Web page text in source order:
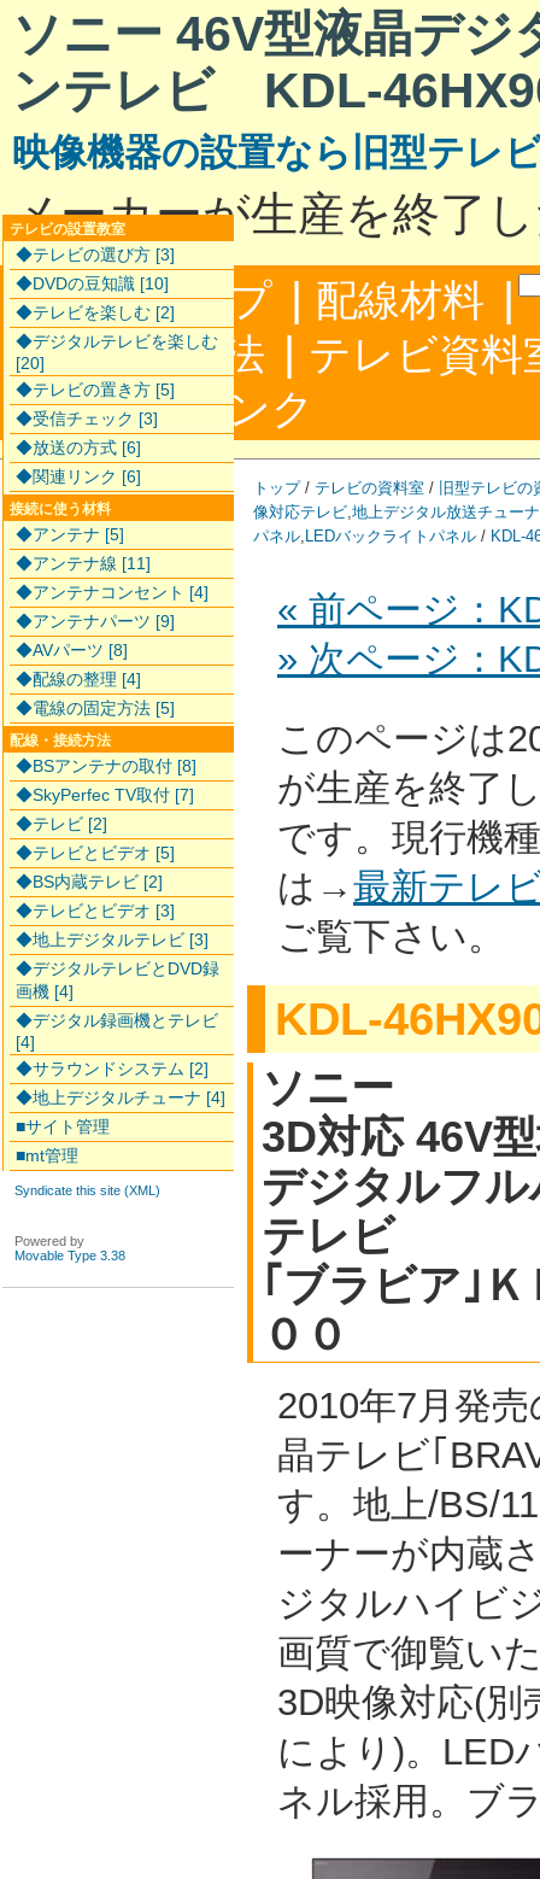
ソニー 46V型液晶デジ
ンテレビ KDL-
映像機器の設置なら旧型テレ
メーカーが生産を終了
サイトマップ | 配線材料 |
配線接続方法 | テレビ資料
合わせ|リンク
トップ/ テレビの資料室 / 旧型テレビの
像対応テレビ,地上デジタル放送チュー
パネル, LEDバックライトパネル / KDL-
« 前ページ：
» 次ページ：
このページは
が生産を終了
です。現行機
は→最新テレ
ご覧下さい。
KDL-
ソニー
3D対応 46V
デジタルフ
テレビ
｢ブラビア｣
００
2010年7月発
晶テレビ｢
す。地上/BS/
ーナーが内蔵
ジタルハイビ
画質で御覧い
3D映像対応(
により)。LED
ネル採用。ブ
テレビの設置教室
◆テレビの選び方 [3]
◆DVDの豆知識 [10]
◆テレビを楽しむ [2]
◆デジタルテレビを楽しむ
[20]
◆テレビの置き方 [5]
◆受信チェック [3]
◆放送の方式 [6]
◆関連リンク [6]
接続に使う材料
◆アンテナ [5]
◆アンテナ線 [11]
◆アンテナコンセント [4]
◆アンテナパーツ [9]
◆AVパーツ [8]
◆配線の整理 [4]
◆電線の固定方法 [5]
配線・接続方法
◆BSアンテナの取付 [8]
◆SkyPerfec TV取付 [7]
◆テレビ [2]
◆テレビとビデオ [5]
◆BS内蔵テレビ [2]
◆テレビとビデオ [3]
◆地上デジタルテレビ [3]
◆デジタルテレビとDVD録
画機 [4]
◆デジタル録画機とテレビ
[4]
◆サラウンドシステム [2]
◆地上デジタルチューナ [4]
■サイト管理
■mt管理
Syndicate this site (XML)
Powered by
Movable Type 3.38